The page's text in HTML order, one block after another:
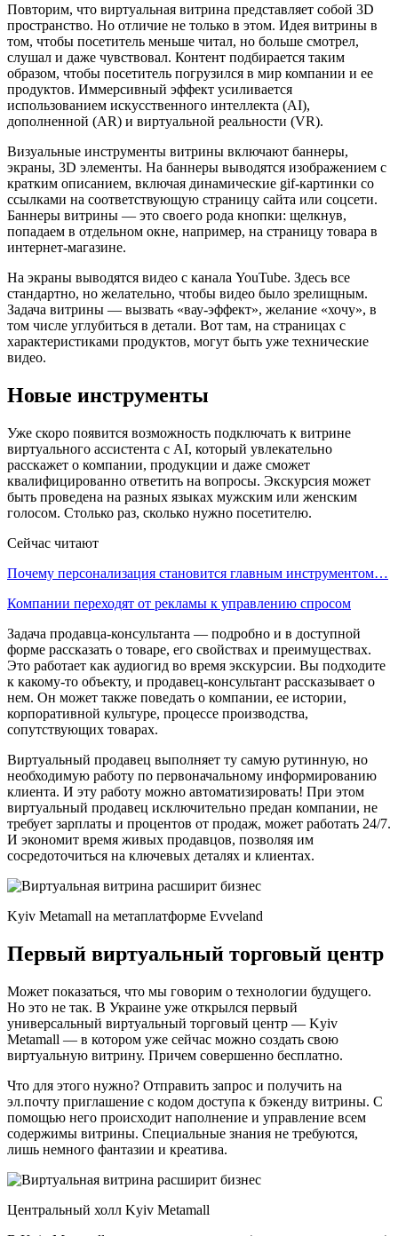
Повторим, что виртуальная витрина представляет собой 3D
пространство. Но отличие не только в этом. Идея витрины в
том, чтобы посетитель меньше читал, но больше смотрел,
слушал и даже чувствовал. Контент подбирается таким
образом, чтобы посетитель погрузился в мир компании и ее
продуктов. Иммерсивный эффект усиливается
использованием искусственного интеллекта (AI),
дополненной (АR) и виртуальной реальности (VR).
Визуальные инструменты витрины включают баннеры,
экраны, 3D элементы. На баннеры выводятся изображением с
кратким описанием, включая динамические gif-картинки со
ссылками на соответствующую страницу сайта или соцсети.
Баннеры витрины — это своего рода кнопки: щелкнув,
попадаем в отдельном окне, например, на страницу товара в
интернет-магазине.
На экраны выводятся видео с канала YouTube. Здесь все
стандартно, но желательно, чтобы видео было зрелищным.
Задача витрины — вызвать «вау-эффект», желание «хочу», в
том числе углубиться в детали. Вот там, на страницах с
характеристиками продуктов, могут быть уже технические
видео.
Новые инструменты
Уже скоро появится возможность подключать к витрине
виртуального ассистента с AI, который увлекательно
расскажет о компании, продукции и даже сможет
квалифицированно ответить на вопросы. Экскурсия может
быть проведена на разных языках мужским или женским
голосом. Столько раз, сколько нужно посетителю.
Сейчас читают
Почему персонализация становится главным инструментом…
Компании переходят от рекламы к управлению спросом
Задача продавца-консультанта — подробно и в доступной
форме рассказать о товаре, его свойствах и преимуществах.
Это работает как аудиогид во время экскурсии. Вы подходите
к какому-то объекту, и продавец-консультант рассказывает о
нем. Он может также поведать о компании, ее истории,
корпоративной культуре, процессе производства,
сопутствующих товарах.
Виртуальный продавец выполняет ту самую рутинную, но
необходимую работу по первоначальному информированию
клиента. И эту работу можно автоматизировать! При этом
виртуальный продавец исключительно предан компании, не
требует зарплаты и процентов от продаж, может работать 24/7.
И экономит время живых продавцов, позволяя им
сосредоточиться на ключевых деталях и клиентах.
Kyiv Metamall на метаплатформе Evveland
Первый виртуальный торговый центр
Может показаться, что мы говорим о технологии будущего.
Но это не так. В Украине уже открылся первый
универсальный виртуальный торговый центр — Kyiv
Metamall — в котором уже сейчас можно создать свою
виртуальную витрину. Причем совершенно бесплатно.
Что для этого нужно? Отправить запрос и получить на
эл.почту приглашение с кодом доступа к бэкенду витрины. С
помощью него происходит наполнение и управление всем
содержимы витрины. Специальные знания не требуются,
лишь немного фантазии и креатива.
Центральный холл Kyiv Metamall